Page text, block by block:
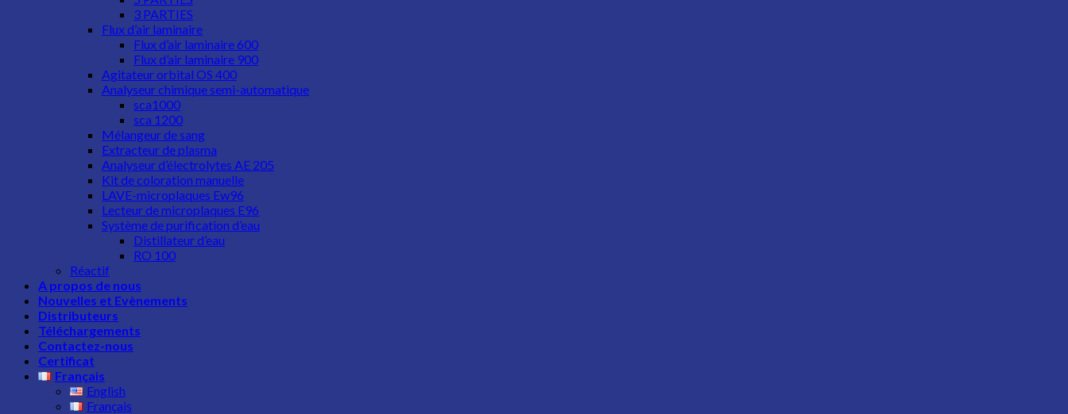
3 PARTIES
Flux d’air laminaire
Flux d’air laminaire 600
Flux d’air laminaire 900
Agitateur orbital OS 400
Analyseur chimique semi-automatique
sca1000
sca 1200
Mélangeur de sang
Extracteur de plasma
Analyseur d’électrolytes AE 205
Kit de coloration manuelle
LAVE-microplaques Ew96
Lecteur de microplaques E96
Système de purification d’eau
Distillateur d’eau
RO 100
Réactif
A propos de nous
Nouvelles et Evènements
Distributeurs
Téléchargements
Contactez-nous
Certificat
Français
English
Français